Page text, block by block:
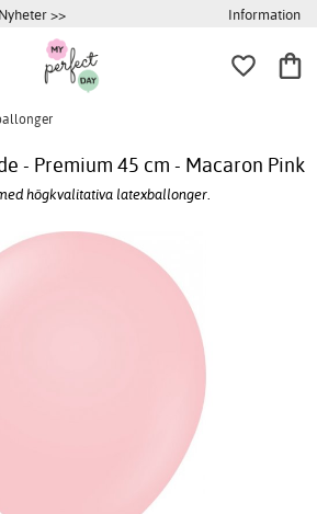
Nyheter >> Information
- Premium 45 cm - Macaron Pink
högkvalitativa latexballonger.